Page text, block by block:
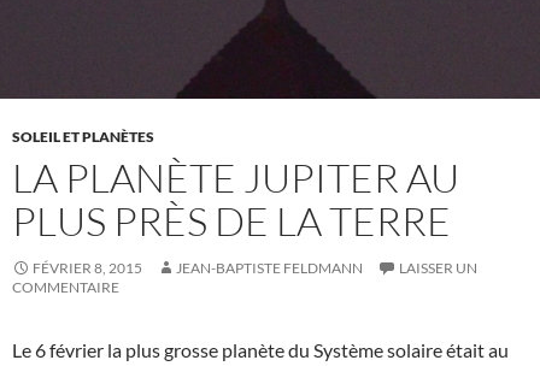
SOLEIL ET PLANÈTES
LA PLANÈTE JUPITER AU
PLUS PRÈS DE LA TERRE
FÉVRIER 8, 2015 JEAN-BAPTISTE FELDMANN
LAISSER UN
COMMENTAIRE
Le 6 février la plus grosse planète du Système solaire était au